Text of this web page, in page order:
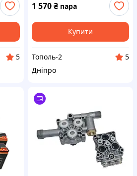
5
1 570₴ пара
Купити
Тополь-2
5
Дніпро